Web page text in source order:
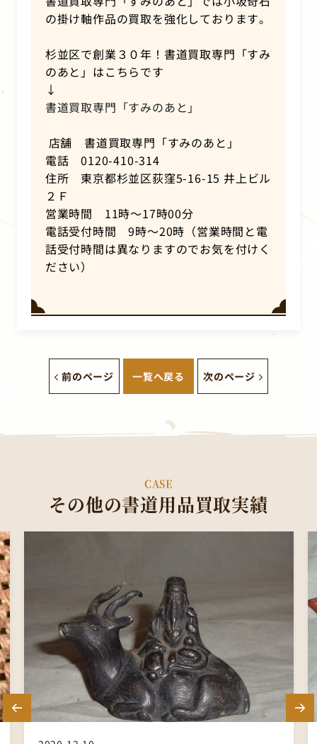
の掛け軸作品の買取を強化しております。
杉並区で創業３０年！書道買取専門「すみ
のあと」はこちらです
↓
書道買取専門「すみのあと」
店舗 書道買取専門「すみのあと」
電話 0120-410-314
住所 東京都杉並区荻窪5-16-15 井上ビル
２Ｆ
営業時間 11時～17時00分
電話受付時間 9時～20時（営業時間と電
話受付時間は異なりますのでお気を付けく
ださい）
前のページ 一覧へ戻る 次のページ
CASE
その他の書道用品買取実績